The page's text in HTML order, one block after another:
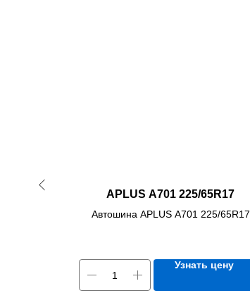
APLUS A701 225/65R17
Автошина APLUS A701 225/65R17
Узнать цену